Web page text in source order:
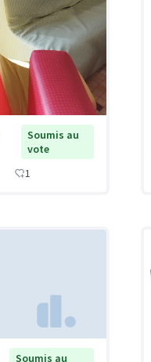
Soumis au
vote
1
Soumis au